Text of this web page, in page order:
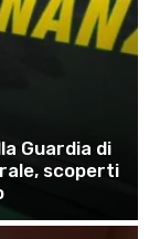
Guardia di
scoperti